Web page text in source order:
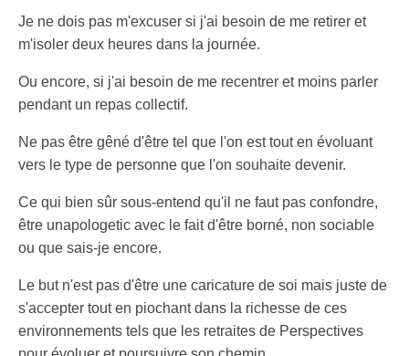
Je ne dois pas m'excuser si j'ai besoin de me retirer et
m'isoler deux heures dans la journée.
Ou encore, si j'ai besoin de me recentrer et moins parler
pendant un repas collectif.
Ne pas être gêné d'être tel que l'on est tout en évoluant
vers le type de personne que l'on souhaite devenir.
Ce qui bien sûr sous-entend qu'il ne faut pas confondre,
être unapologetic avec le fait d'être borné, non sociable
ou que sais-je encore.
Le but n'est pas d'être une caricature de soi mais juste de
s'accepter tout en piochant dans la richesse de ces
environnements tels que les retraites de Perspectives